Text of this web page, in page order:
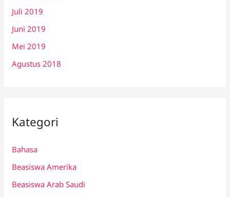
Juli 2019
Juni 2019
Mei 2019
Agustus 2018
Kategori
Bahasa
Beasiswa Amerika
Beasiswa Arab Saudi